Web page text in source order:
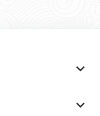

